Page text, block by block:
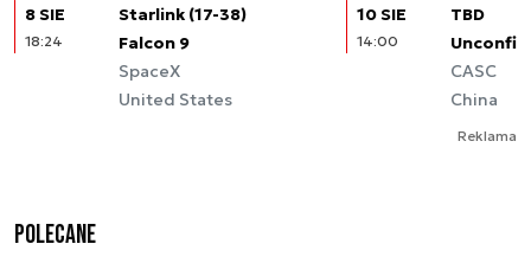
8 SIE
18:24
Starlink (17-38)
Falcon 9
SpaceX
United States
10 SIE
14:00
TBD
CASC
China
Reklama
Polecane